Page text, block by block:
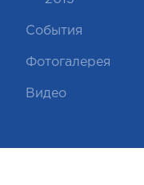
События
Фотогалерея
Видео